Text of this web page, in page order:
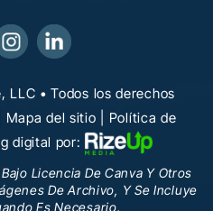
• Todos los derechos
Mapa del sitio
Política de
digital por:
Licencia De Canva Y Otros
De Archivo, Y Se Incluye
Es Necesario.